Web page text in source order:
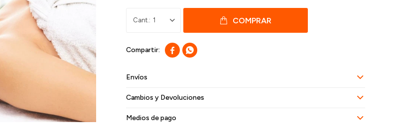
1 COMPRAR
 
Envíos
Cambios y Devoluciones
Medios de pago